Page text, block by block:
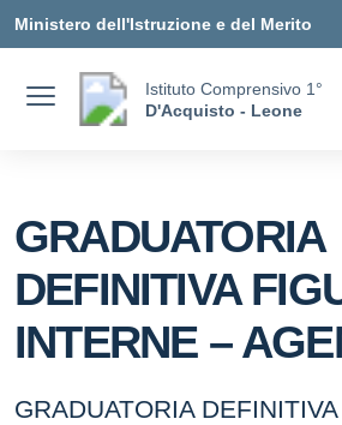
Ministero dell'Istruzione e del Merito
Istituto Comprensivo 1°
D'Acquisto - Leone
GRADUATORIA
DEFINITIVA
INTERNE –
GRADUATORIA